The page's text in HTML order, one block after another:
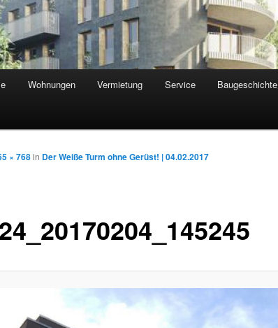
Wohnungen Vermietung Service Baugeschichte
× 768in Der Weiße Turm ohne Gerüst! | 04.02.2017